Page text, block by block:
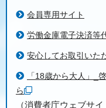
会員専用サイト
労働金庫電子決済等
安心してお取引いた
「18歳から大人」_
ら
（消費者庁ウェブサ